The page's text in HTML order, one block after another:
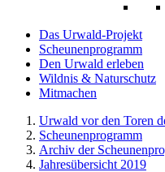
Das Urwald-Projekt
Scheunenprogramm
Den Urwald erleben
Wildnis & Naturschutz
Mitmachen
Urwald vor den Toren
Scheunenprogramm
Archiv der
Jahresübersicht 2019